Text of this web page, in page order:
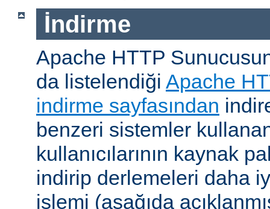
İndirme
Apache HTTP
da listelendiği Apache
indirme sayfasından
benzeri sistemler
kullanıcılarının kaynak
indirip derlemeleri daha
işlemi (aşağıda